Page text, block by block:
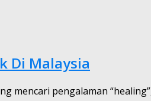
Di Malaysia
mencari pengalaman